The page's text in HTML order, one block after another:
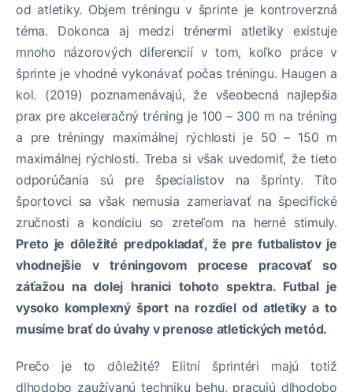
od atletiky. Objem tréningu v šprinte je kontroverzná
téma. Dokonca aj medzi trénermi atletiky existuje
mnoho názorových diferencií v tom, koľko práce v
šprinte je vhodné vykonávať počas tréningu. Haugen a
kol. (2019) poznamenávajú, že všeobecná najlepšia
prax pre akceleračný tréning je 100 – 300 m na tréning
a pre tréningy maximálnej rýchlosti je 50 – 150 m
maximálnej rýchlosti. Treba si však uvedomiť, že tieto
odporúčania sú pre špecialistov na šprinty. Títo
športovci sa však nemusia zameriavať na špecifické
zručnosti a kondíciu so zreteľom na herné stimuly.
Preto je dôležité predpokladať, že pre futbalistov je
vhodnejšie v tréningovom procese pracovať so
záťažou na dolej hranici tohoto spektra. Futbal je
vysoko komplexný šport na rozdiel od atletiky a to
musíme brať do úvahy v prenose atletických metód.
Prečo je to dôležité? Elitní šprintéri majú totiž
dlhodobo zaužívanú techniku behu, pracujú dlhodobo